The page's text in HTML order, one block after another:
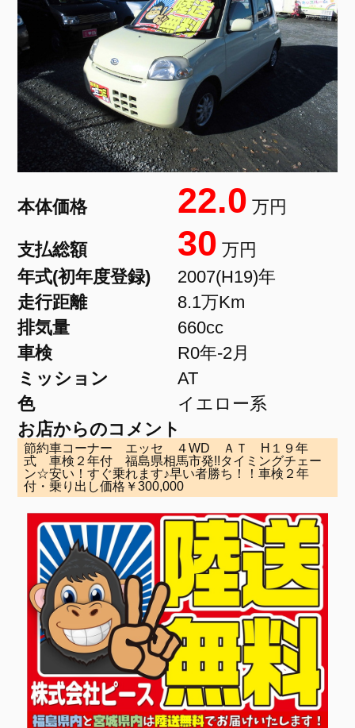
本体価格 22.0 万円
支払総額 30 万円
年式(初年度登録)
2007(H19)年
走行距離
8.1万Km
排気量
660cc
車検
R0年-2月
ミッション
AT
色
イエロー系
お店からのコメント
節約車コーナー エッセ ４WD ＡＴ H１９年
式 車検２年付 福島県相馬市発!!タイミングチェー
ン☆安い！すぐ乗れます♪早い者勝ち！！車検２年
付・乗り出し価格￥300,000